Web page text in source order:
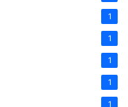
1
1
1
1
1